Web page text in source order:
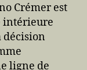
Crémer est
intérieure
décision
ligne de